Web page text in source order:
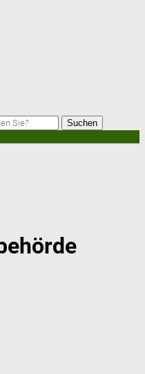
Suchen